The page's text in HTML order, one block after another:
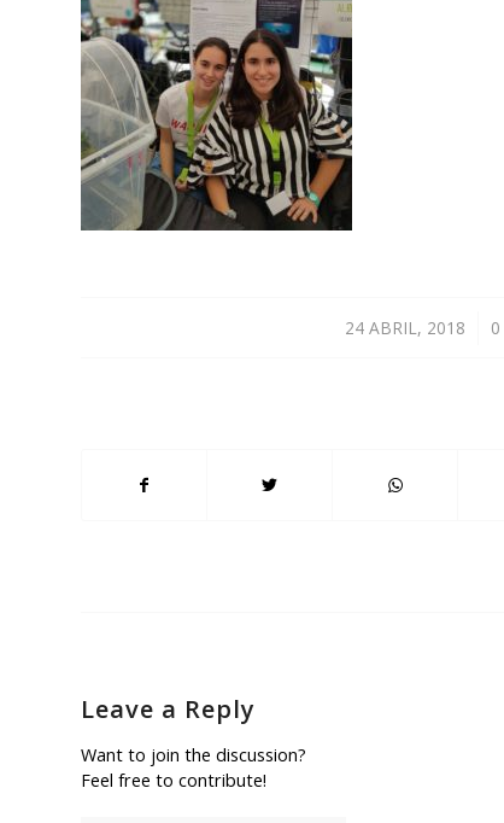
24 ABRIL, 2018
/
Leave a Reply
Want to join the discussion?
Feel free to contribute!